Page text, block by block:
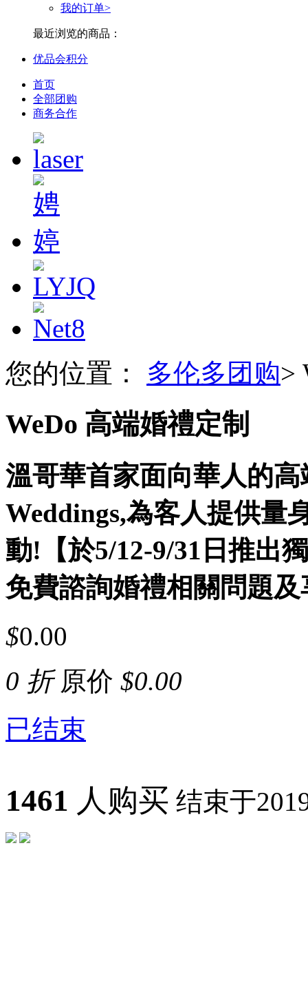
我的订单>
最近浏览的商品：
优品会积分
首页
全部团购
商务合作
您的位置： 多伦多团购>
WeDo 高端婚禮定制
溫哥華首家面向華人的
Weddings,為客人提供量
動!【於5/12-9/31日推出
免費諮詢婚禮相關問題
$0.00
0 折 原价 $0.00
已结束
1461 人购买 结束于